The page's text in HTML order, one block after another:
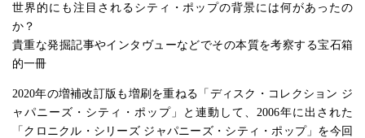
世界的にも注目されるシティ・ポップの背景には何があったの
か？
貴重な発掘記事やインタヴューなどでその本質を考察する宝石箱
的一冊
2020年の増補改訂版も増刷を重ねる「ディスク・コレクション ジ
ャパニーズ・シティ・ポップ」と連動して、2006年に出された
「クロニクル・シリーズ ジャパニーズ・シティ・ポップ」を今回